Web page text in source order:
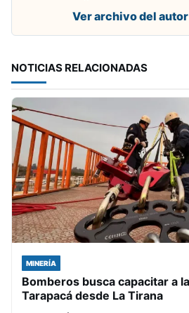
Ver archivo del autor
NOTICIAS RELACIONADAS
MINERÍA
Bomberos busca capacitar a
Tarapacá desde La Tirana